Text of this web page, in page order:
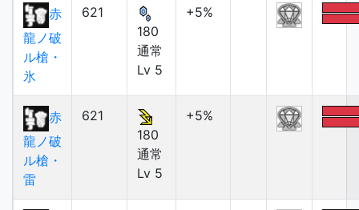
赤
龍ノ破
ル槍・
氷
621
180
通常
Lv 5
+5%
赤
龍ノ破
ル槍・
雷
621
180
通常
Lv 5
+5%